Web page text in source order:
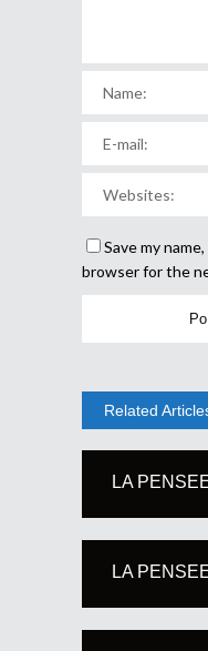
Save my
browser for the
Related
LA
LA